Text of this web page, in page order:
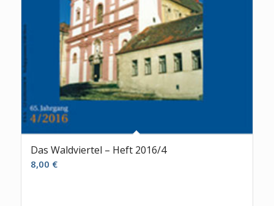
Das Waldviertel – Heft 2016/4
8,00 €